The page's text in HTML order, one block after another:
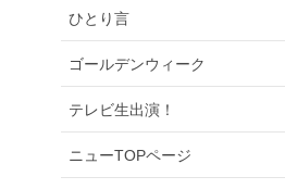
ひとり言
ゴールデンウィーク
テレビ生出演！
ニューTOPページ